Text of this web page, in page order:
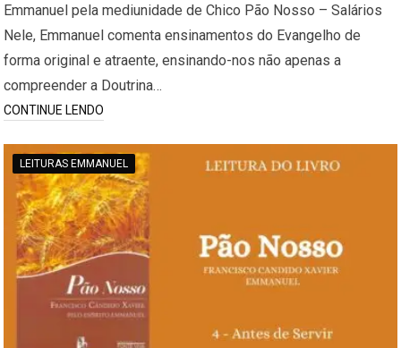
Emmanuel pela mediunidade de Chico Pão Nosso – Salários
Nele, Emmanuel comenta ensinamentos do Evangelho de
forma original e atraente, ensinando-nos não apenas a
compreender a Doutrina…
CONTINUE LENDO
LEITURAS EMMANUEL